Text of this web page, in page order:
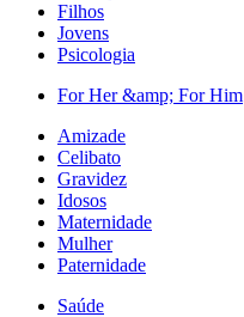
Filhos
Jovens
Psicologia
For Her &amp; For Him
Amizade
Celibato
Gravidez
Idosos
Maternidade
Mulher
Paternidade
Saúde